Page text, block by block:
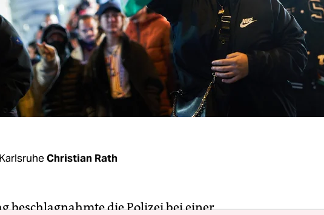
Christian Rath
beschlagnahmte die Polizei bei einer